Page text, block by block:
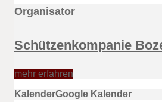
Organisator
Schützenkompanie
mehr erfahren
KalenderGoogle Kalender